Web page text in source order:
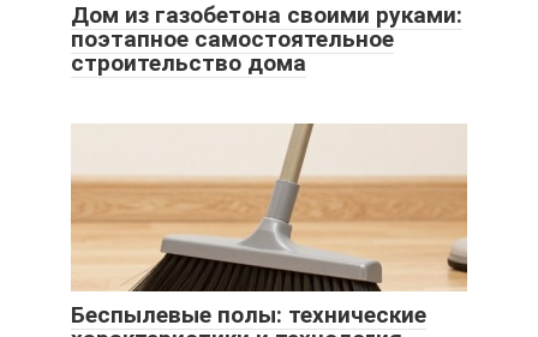
Дом из газобетона своими руками:
поэтапное самостоятельное
строительство дома
Беспылевые полы: технические